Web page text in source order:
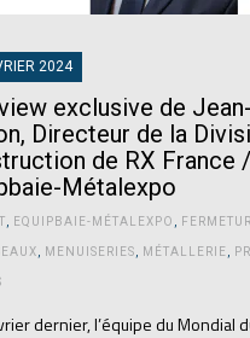
2024
exclusive de
Directeur de la
de RX France
Métalexpo
EQUIPBAIE-MÉTALEXPO
MENUISERIES MÉTALLERIE
dernier, l’équipe du Mondial